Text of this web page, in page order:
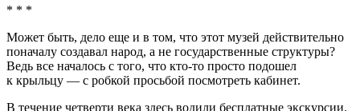
* * *
Может быть, дело еще и в том, что этот музей действительно
поначалу создавал народ, а не государственные структуры?
Ведь все началось с того, что кто-то просто подошел
к крыльцу — с робкой просьбой посмотреть кабинет.
В течение четверти века здесь водили бесплатные экскурсии.